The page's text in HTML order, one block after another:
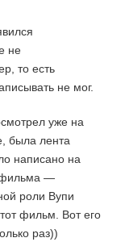
не
то есть
не мог.
уже на
была лента
написано на
фильма —
роли Вупи
фильм. Вот его
раз))